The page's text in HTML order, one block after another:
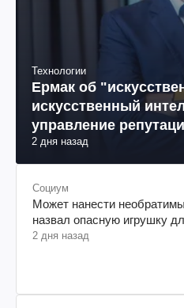
Технологии
Ермак об
искусственный
управление
2 дня назад
Социум
Может нанести
назвал опасную игрушку
2 дня назад